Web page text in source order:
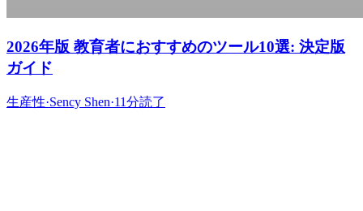
2026年版 教育者におすすめのツール10選: 決定版
ガイド
生産性·Sency Shen·11分読了